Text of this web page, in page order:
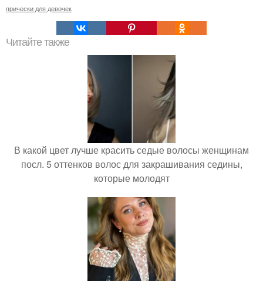
прически для девочек
Читайте также
В какой цвет лучше красить седые волосы женщинам
посл. 5 оттенков волос для закрашивания седины,
которые молодят